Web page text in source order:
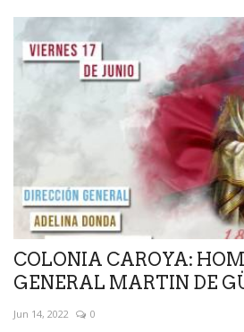
COLONIA CAROYA:
GENERAL MARTIN DE
Jun 14, 2022 0